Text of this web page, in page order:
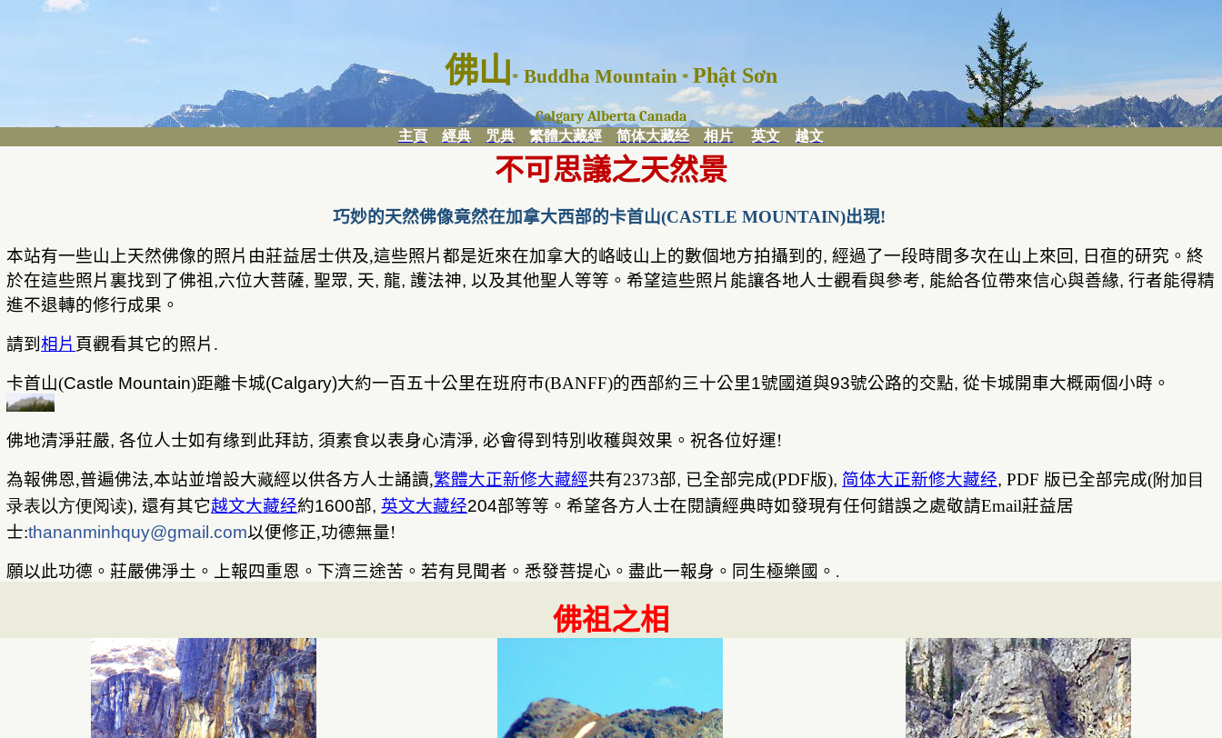
佛山* Buddha Mountain * Phật Sơn
Calgary Alberta Canada
主頁 經典 咒典 繁體大藏經 简体大藏经 相片 英文 越文
不可思議之天然景
巧妙的天然佛像竟然在加拿大西部的卡首山(CASTLE MOUNTAIN)出現!
本站有一些山上天然佛像的照片由莊益居士供及,這些照片都是近來在加拿大的峈岐山上的數個地方拍攝到的,經過了一段時間多次在山上來回, 日亱的研究。終
於在這些照片裏找到了佛祖 ,六位大菩薩,聖眾, 天,龍,護法神,以及其他聖人等等。希望這些照片能讓各地人士觀看與參考, 能給各位帶來信心與善緣,行者能得精
進不退轉的修行成果 。
請到相片 頁觀看其它的照片 .
卡首山(Castle Mountain)距離卡城(Calgary)大約一百五十公里在班府巿(BANFF)的西部約三十公里1號國道與93號公路的交點,從卡城開車大概兩個小時 。
佛地清淨莊嚴,各位人士如有缘到此拜訪, 須素食以表身心清淨,必會得到特別收穫與效果 。祝各位好運!
為報佛恩,普遍佛法,本站並增設大藏經以供各方人士誦讀,繁體大正新修大藏經共有2373部, 已全部完成(PDF版), 简体大正新修大藏经, PDF 版已全部完成(附加目
录表以方便阅读),還有其它越文大藏经約1600部,英文大藏经204部等等。希望各方人士在閱讀經典時如發現有任何錯誤之處敬請Email莊益居
士:thananminhquy@gmail.com以便修正,功德無量!
願以此功德。莊嚴佛淨土。 上報四重恩。下濟三途苦。 若有見聞者。悉發菩提心。 盡此一報身。同生極樂國。 .
佛祖之相